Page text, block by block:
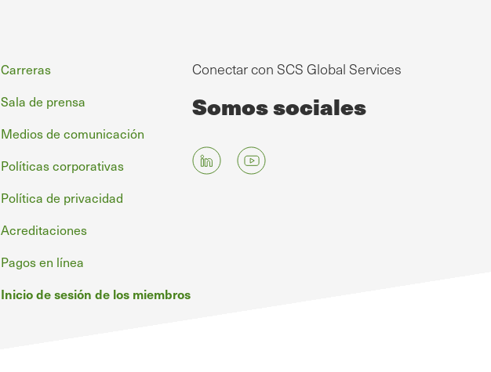
Pie
de
página
Carreras
Sala de prensa
Medios de comunicación
Políticas corporativas
Política de privacidad
Acreditaciones
Pagos en línea
Inicio de sesión de los miembros
Conectar con SCS Global Services
Somos sociales